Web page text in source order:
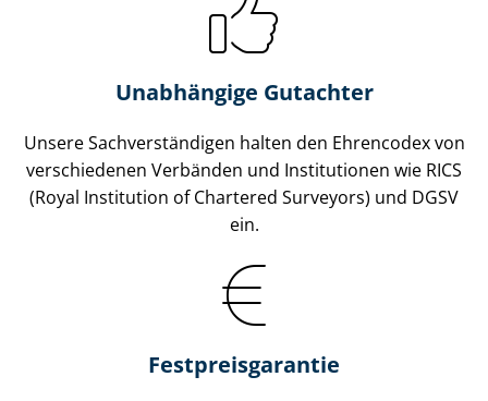
Unabhängige Gutachter
Unsere Sach­ver­stän­di­gen halten den Ehrencodex von
verschiedenen Verbänden und Institutionen wie RICS
(Royal Institution of Chartered Surveyors) und DGSV
ein.
Festpreis​garantie